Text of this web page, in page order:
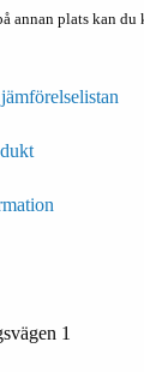
annan plats kan
1